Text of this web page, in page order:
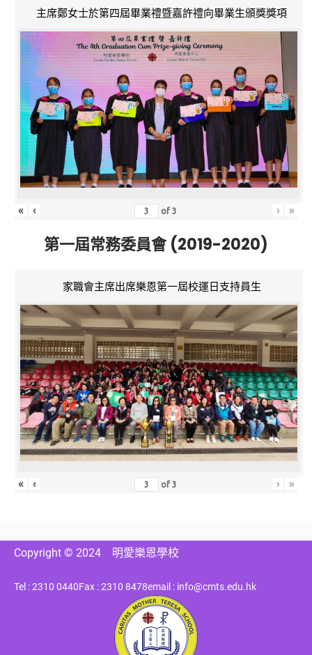
主席鄭女士於第四屆畢業禮暨嘉許禮向畢業生頒獎獎項
« ‹ of3 › »
第一屆常務委員會 (2019-2020)
家職會主席出席樂恩第一屆校運日支持員生
« ‹ of3 › »
Copyright © 2024 明愛樂恩學校
Tel : 2310 0440Fax : 2310 8478email : info@cmts.edu.hk